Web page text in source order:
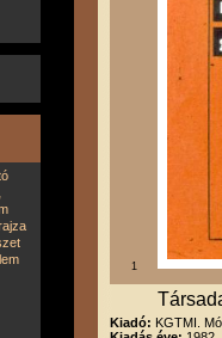
,
1
Kiadó: KGTMI.